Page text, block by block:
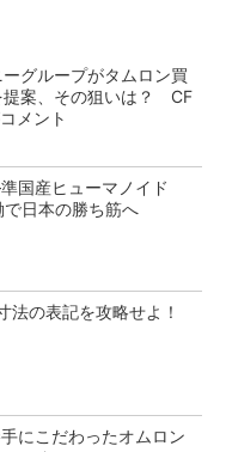
ーグループがタムロン買
提案、その狙いは？ CF
メント
国産ヒューマノイド
で日本の勝ち筋へ
法の表記を攻略せよ！
にこだわったオムロン